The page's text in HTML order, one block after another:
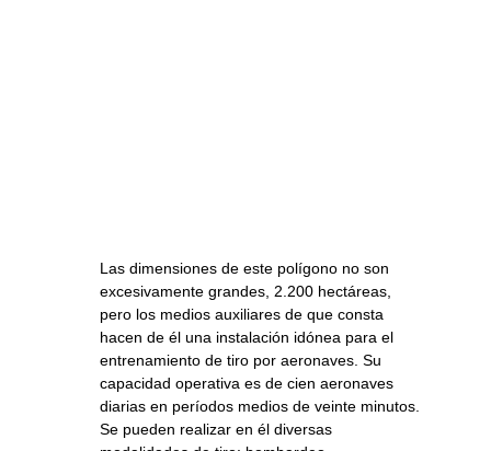
Las dimensiones de este polígono no son
excesivamente grandes, 2.200 hectáreas,
pero los medios auxiliares de que consta
hacen de él una instalación idónea para el
entrenamiento de tiro por aeronaves. Su
capacidad operativa es de cien aeronaves
diarias en períodos medios de veinte minutos.
Se pueden realizar en él diversas